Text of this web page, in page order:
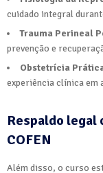
cuidado integral
Trauma Perineal
prevenção e
Obstetrícia
experiência clínica em
Respaldo
COFEN
Além disso, o curso